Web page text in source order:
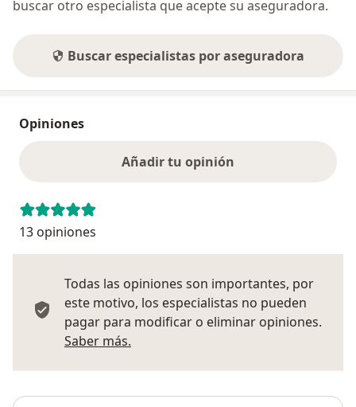
buscar otro especialista que acepte su aseguradora.
Buscar especialistas por aseguradora
Opiniones
Añadir tu opinión
13 opiniones
Todas las opiniones son importantes, por
este motivo, los especialistas no pueden
pagar para modificar o eliminar opiniones.
Saber más.